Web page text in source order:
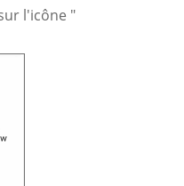
l'icône "